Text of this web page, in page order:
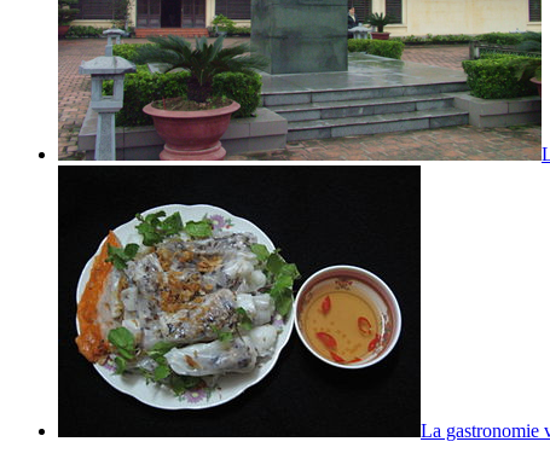
La gastronomie